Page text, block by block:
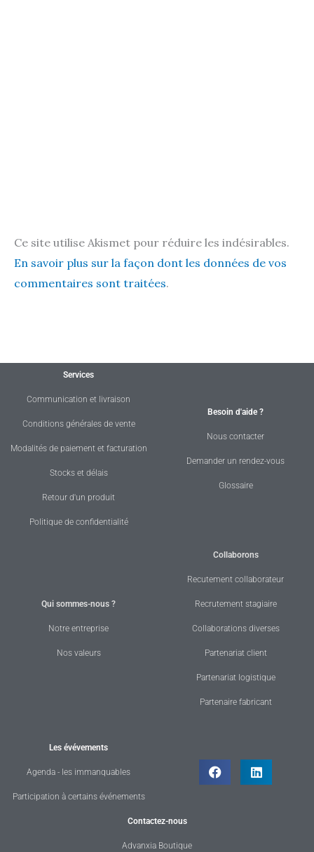
Ce site utilise Akismet pour réduire les indésirables.
En savoir plus sur la façon dont les données de vos
commentaires sont traitées.
Services
Communication et livraison
Conditions générales de vente
Modalités de paiement et facturation
Stocks et délais
Retour d'un produit
Politique de confidentialité
Besoin d'aide ?
Nous contacter
Demander un rendez-vous
Glossaire
Qui sommes-nous ?
Notre entreprise
Nos valeurs
Collaborons
Recutement collaborateur
Recrutement stagiaire
Collaborations diverses
Partenariat client
Partenariat logistique
Partenaire fabricant
Les évévements
Agenda - les immanquables
Participation à certains événements
Contactez-nous
Advanxia Boutique